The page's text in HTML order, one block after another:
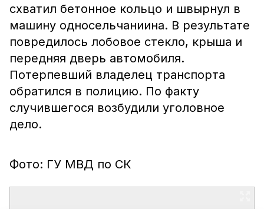
схватил бетонное кольцо и швырнул в
машину односельчаниина. В результате
повредилось лобовое стекло, крыша и
передняя дверь автомобиля.
Потерпевший владелец транспорта
обратился в полицию. По факту
случившегося возбудили уголовное
дело.
Фото: ГУ МВД по СК